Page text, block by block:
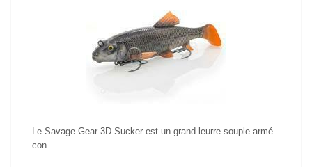
VOIR LE PRODUIT
Le Savage Gear 3D Sucker est un grand leurre souple armé
con...